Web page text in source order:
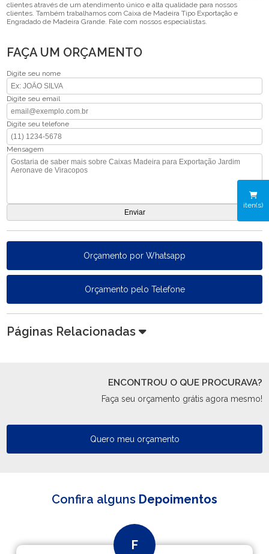
iten(s)
clientes através de um atendimento único e alta qualidade para nossos
clientes. Também trabalhamos com Caixa de Madeira Tipo Exportação e
Engradado de Madeira Grande. Fale com nossos especialistas.
FAÇA UM ORÇAMENTO
Digite seu nome
Digite seu email
Digite seu telefone
Mensagem
Orçamento por Whatsapp
Orçamento pelo Telefone
Páginas Relacionadas
ENCONTROU O QUE PROCURAVA?
Faça seu orçamento grátis agora mesmo!
Quero meu orçamento
Confira alguns Depoimentos